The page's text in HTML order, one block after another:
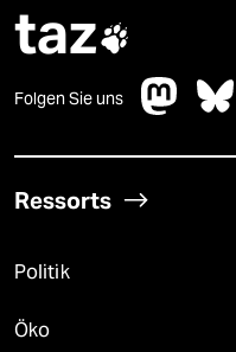
taz
Folgen Sie uns
Ressorts
Politik
Öko